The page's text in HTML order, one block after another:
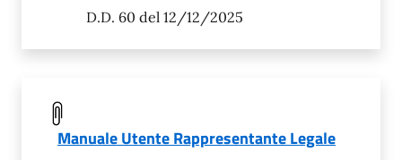
D.D. 60 del 12/12/2025
Manuale Utente Rappresentante Legale